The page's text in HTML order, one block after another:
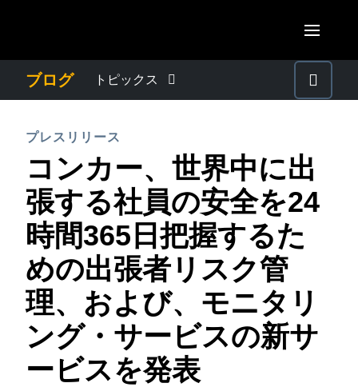
AMERICAS
Canada (Français)
México (Español)
Brasil (Português)
United Kingdom (English)
France (Français)
Deutschland (Deutsch)
Italia (Italiano)
Nederlands (English)
Sweden (English)
Denmark (English)
ASIA PACIFIC
Australia (English)
India (English)
日本（日本語)
Singapore (English)
ブログ トピックス
プレスリリース
電子帳簿保存法・インボイス制度
経理・総務の豆知識
出張・経費管理トレンド
中堅・中小企業
プレスリリース
コンカー、世界中に出
張する社員の安全を24
時間365日把握するた
めの出張者リスク管
理、および、モニタリ
ング・サービスの新サ
ービスを発表